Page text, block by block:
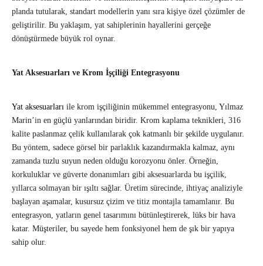
planda tutularak, standart modellerin yanı sıra kişiye özel çözümler de
geliştirilir. Bu yaklaşım, yat sahiplerinin hayallerini gerçeğe
dönüştürmede büyük rol oynar.
Yat Aksesuarları ve Krom İşçiliği Entegrasyonu
Yat aksesuarları ile krom işçiliğinin mükemmel entegrasyonu, Yılmaz
Marin’in en güçlü yanlarından biridir. Krom kaplama teknikleri, 316
kalite paslanmaz çelik kullanılarak çok katmanlı bir şekilde uygulanır.
Bu yöntem, sadece görsel bir parlaklık kazandırmakla kalmaz, aynı
zamanda tuzlu suyun neden olduğu korozyonu önler. Örneğin,
korkuluklar ve güverte donanımları gibi aksesuarlarda bu işçilik,
yıllarca solmayan bir ışıltı sağlar. Üretim sürecinde, ihtiyaç analiziyle
başlayan aşamalar, kusursuz çizim ve titiz montajla tamamlanır. Bu
entegrasyon, yatların genel tasarımını bütünleştirerek, lüks bir hava
katar. Müşteriler, bu sayede hem fonksiyonel hem de şık bir yapıya
sahip olur.